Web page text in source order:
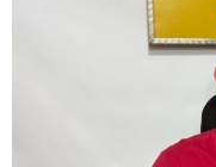
La Corte
claro: el tope a